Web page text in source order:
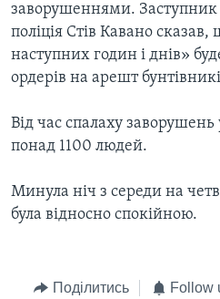
заворушеннями.
поліція Стів Кавано
наступних годин і днів»
ордерів на арешт
Від час спалаху
понад 1100 людей.
Минула ніч з середи на
була відносно спокійною.
Поділитись Follow